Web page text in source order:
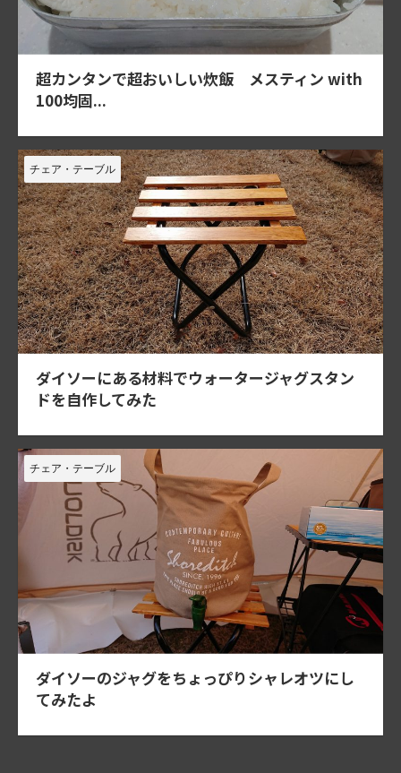
超カンタンで超おいしい炊飯 メスティン with
100均固...
チェア・テーブル
ダイソーにある材料でウォータージャグスタン
ドを自作してみた
チェア・テーブル
ダイソーのジャグをちょっぴりシャレオツにし
てみたよ